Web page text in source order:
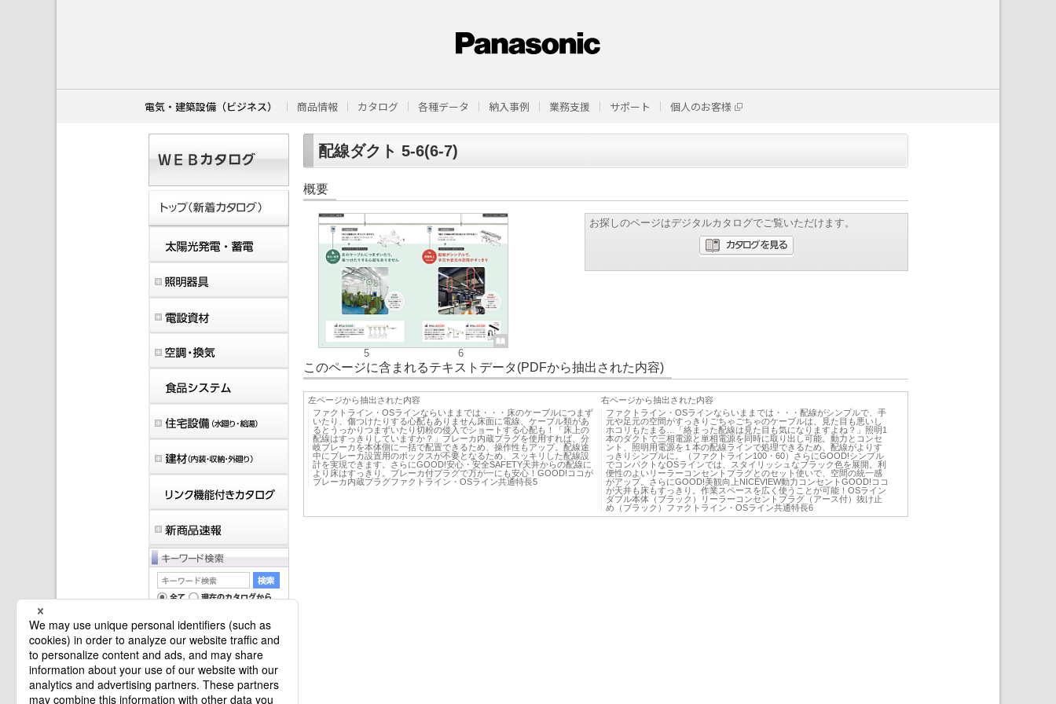
電気・建築設備（ビジネス） 商品情報 カタログ 各種データ 納入事例 業務支援 サポート 個人のお客様
配線ダクト 5-6(6-7)
概要
5 6
お探しのページはデジタルカタログでご覧いただけます。
このページに含まれるテキストデータ(PDFから抽出された内容)
左ページから抽出された内容
ファクトライン・OSラインならいままでは・・・床のケーブルにつまず
いたり、傷つけたりする心配もありません床面に電線、ケーブル類があ
るとうっかりつまずいたり切粉の侵入でショートする心配も！「床上の
配線はすっきりしていますか？」ブレーカ内蔵プラグを使用すれば、分
岐ブレーカを本体側に一括で配置できるため、操作性もアップ。配線途
中にブレーカ設置用のボックスが不要となるため、スッキリした配線設
計を実現できます。さらにGOOD!安心・安全SAFETY天井からの配線に
より床はすっきり。ブレーカ付プラグで万が一にも安心！GOOD!ココが
ブレーカ内蔵プラグファクトライン・OSライン共通特長5
右ページから抽出された内容
ファクトライン・OSラインならいままでは・・・配線がシンプルで、手
元や足元の空間がすっきりごちゃごちゃのケーブルは、見た目も悪いし
ホコリもたまる…「絡まった配線は見た目も気になりますよね？」照明1
本のダクトで三相電源と単相電源を同時に取り出し可能。動力とコンセ
ント、照明用電源を１本の配線ラインで処理できるため、配線がよりす
っきりシンプルに。（ファクトライン100・60）さらにGOOD!シンプル
でコンパクトなOSラインでは、スタイリッシュなブラック色を展開。利
便性のよいリーラーコンセントプラグとのセット使いで、空間の統一感
がアップ。さらにGOOD!美観向上NICEVIEW動力コンセントGOOD!ココ
が天井も床もすっきり。作業スペースを広く使うことが可能！OSライン
ダブル本体（ブラック）リーラーコンセントプラグ（アース付）抜け止
め（ブラック）ファクトライン・OSライン共通特長6
マイバインダーは空です。